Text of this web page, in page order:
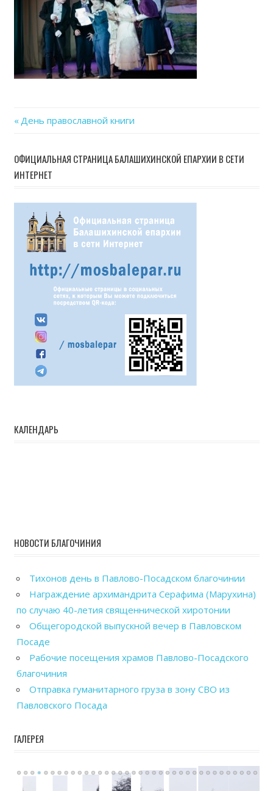
по
записям
Previous
День православной книги
ОФИЦИАЛЬНАЯ СТРАНИЦА БАЛАШИХИНСКОЙ ЕПАРХИИ В СЕТИ
ИНТЕРНЕТ
КАЛЕНДАРЬ
НОВОСТИ БЛАГОЧИНИЯ
Тихонов день в Павлово-Посадском благочинии
Награждение архимандрита Серафима (Марухина)
по случаю 40-летия священнической хиротонии
Общегородской выпускной вечер в Павловском
Посаде
Рабочие посещения храмов Павлово-Посадского
благочиния
Отправка гуманитарного груза в зону СВО из
Павловского Посада
ГАЛЕРЕЯ